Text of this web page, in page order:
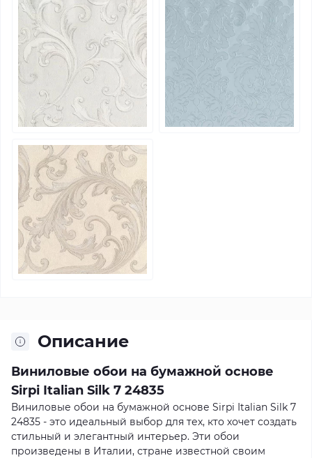
Описание
Виниловые обои на бумажной основе
Sirpi Italian Silk 7 24835
Виниловые обои на бумажной основе Sirpi Italian Silk 7
24835 - это идеальный выбор для тех, кто хочет создать
стильный и элегантный интерьер. Эти обои
произведены в Италии, стране известной своим